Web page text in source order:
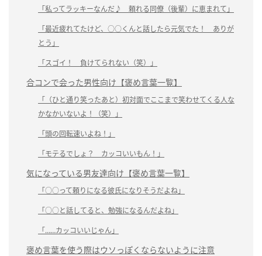
「私ってラッキーなんだ♪ 頼れる同僚（後輩）に恵まれて」
「最近疲れてたけど、○○くんと話したら元気でた！ ありが
とう」
「スゴイ！ 負けてられない（笑）」
合コンで会った男性向け【褒め言葉一覧】
「（ひと通り笑ったあと）初対面でここまで笑わせてくる人な
かなかいないよ！（笑）」
「頭の回転速いよね！」
「モテるでしょ？ カッコいいもん！」
気になっている男友達向け【褒め言葉一覧】
「○○って頼りになる彼氏になりそうだよね」
「○○と話してると、勉強になるんだよね」
「……カッコいいじゃん」
褒め言葉を使う際はウソっぽくならないように注意